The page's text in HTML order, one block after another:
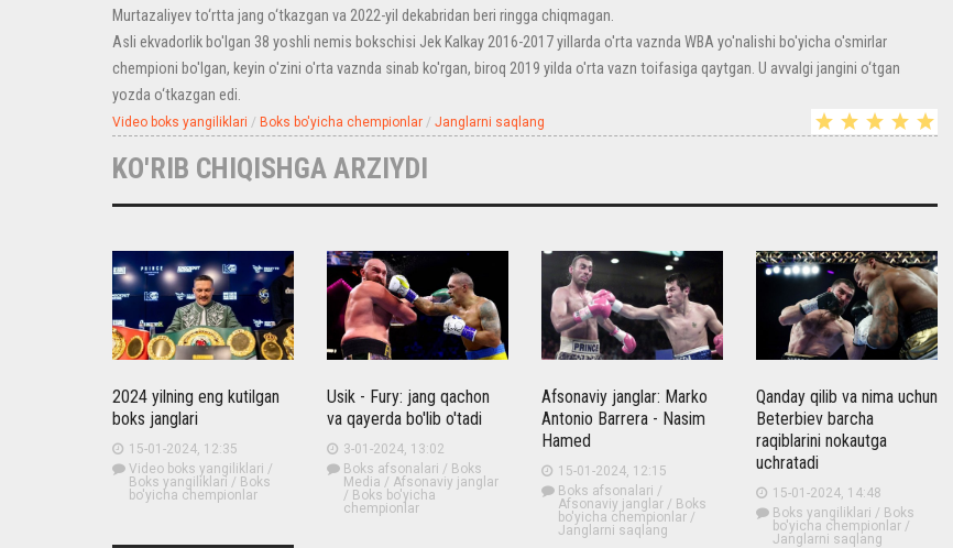
Murtazaliyev to‘rtta jang o‘tkazgan va 2022-yil dekabridan beri ringga chiqmagan.
Asli ekvadorlik bo'lgan 38 yoshli nemis bokschisi Jek Kalkay 2016-2017 yillarda o'rta vaznda WBA yo'nalishi bo'yicha o'smirlar
chempioni bo'lgan, keyin o'zini o'rta vaznda sinab ko'rgan, biroq 2019 yilda o'rta vazn toifasiga qaytgan. U avvalgi jangini o‘tgan
yozda o‘tkazgan edi.
Video boks yangiliklari / Boks bo'yicha chempionlar / Janglarni saqlang
KO'RIB CHIQISHGA ARZIYDI
2024 yilning eng kutilgan
boks janglari
15-01-2024, 12:35
Video boks yangiliklari /
Boks yangiliklari / Boks
bo'yicha chempionlar
Usik - Fury: jang qachon
va qayerda bo'lib o'tadi
3-01-2024, 13:02
Boks afsonalari / Boks
Media / Afsonaviy janglar
/ Boks bo'yicha
chempionlar
Afsonaviy janglar: Marko
Antonio Barrera - Nasim
Hamed
15-01-2024, 12:15
Boks afsonalari /
Afsonaviy janglar / Boks
bo'yicha chempionlar /
Janglarni saqlang
Qanday qilib va ​​nima uchun
Beterbiev barcha
raqiblarini nokautga
uchratadi
15-01-2024, 14:48
Boks yangiliklari / Boks
bo'yicha chempionlar /
Janglarni saqlang